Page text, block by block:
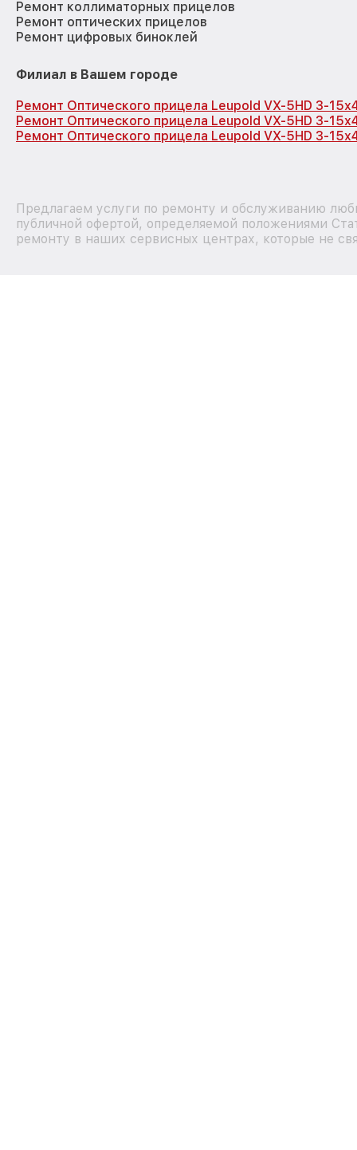
Ремонт коллиматорных прицелов
Ремонт оптических прицелов
Ремонт цифровых биноклей
Филиал в Вашем городе
Ремонт Оптического прицела Leupold VX-5HD 3-
Ремонт Оптического прицела Leupold VX-5HD 3-
Ремонт Оптического прицела Leupold VX-5HD 3-
Предлагаем услуги по ремонту и обслуживанию
публичной офертой, определяемой положениями
ремонту в наших сервисных центрах, которые не